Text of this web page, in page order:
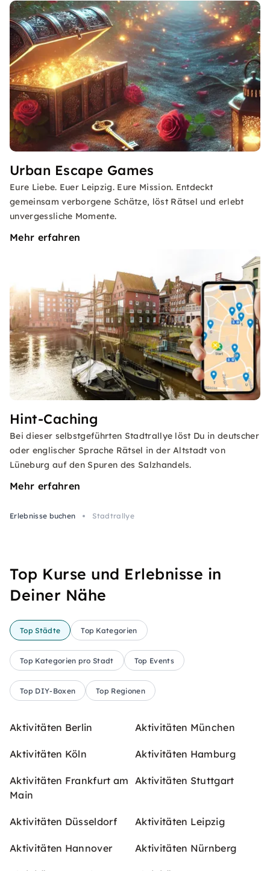
Urban Escape Games
Eure Liebe. Euer Leipzig. Eure Mission. Entdeckt
gemeinsam verborgene Schätze, löst Rätsel und erlebt
unvergessliche Momente.
Mehr erfahren
Hint-Caching
Bei dieser selbstgeführten Stadtrallye löst Du in deutscher
oder englischer Sprache Rätsel in der Altstadt von
Lüneburg auf den Spuren des Salzhandels.
Mehr erfahren
Erlebnisse buchen Stadtrallye
Top Kurse und Erlebnisse in
Deiner Nähe
Top Städte Top Kategorien
Top Kategorien pro Stadt Top Events
Top DIY-Boxen Top Regionen
Aktivitäten Berlin Aktivitäten München
Aktivitäten Köln Aktivitäten Hamburg
Aktivitäten Frankfurt am
Main
Aktivitäten Stuttgart
Aktivitäten Düsseldorf Aktivitäten Leipzig
Aktivitäten Hannover Aktivitäten Nürnberg